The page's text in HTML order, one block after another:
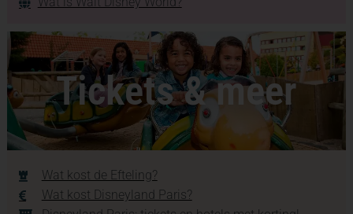
Tickets & meer
Wat kost de Efteling?
Wat kost Disneyland Paris?